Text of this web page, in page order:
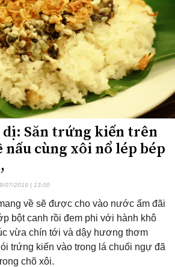
Săn trứng kiến trên
nấu cùng xôi nổ lép bép
07/2019 | 13:00
về sẽ được cho vào nước ấm đãi
bột canh rồi đem phi với hành khô
vừa chín tới và dậy hương thơm
trứng kiến vào trong lá chuối ngự đã
chõ xôi.